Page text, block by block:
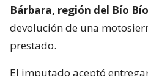
Bárbara, región del Bío Bío
devolución de una
prestado.
El imputado aceptó